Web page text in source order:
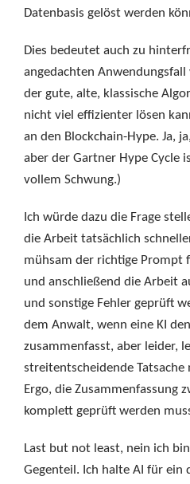
Datenbasis gelöst werden
Dies bedeutet auch zu
angedachten
der gute, alte, klassische
nicht viel effizienter lösen
an den Blockchain-Hype. Ja,
aber der Gartner Hype Cycle
vollem Schwung.)
Ich würde dazu die Frage
die Arbeit tatsächlich
mühsam der richtige Prompt
und anschließend die Arbeit
und sonstige Fehler geprüft
dem Anwalt, wenn eine KI
zusammenfasst, aber leider,
streitentscheidende
Ergo, die Zusammenfassung
komplett geprüft werden
Last but not least, nein ich
Gegenteil. Ich halte AI für ein